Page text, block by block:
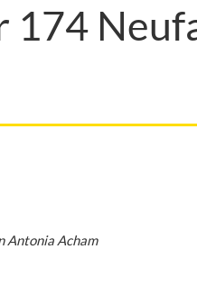
174
Antonia Acham